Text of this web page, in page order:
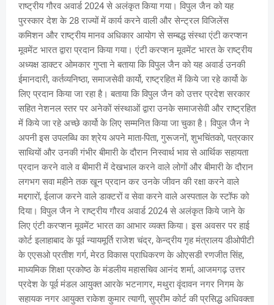
राष्ट्रीय गौरव अवार्ड 2024 से अलंकृत किया गया। विपुल जैन को यह
पुरस्कार देश के 28 राज्यों में कार्य करने वाली और सेन्ट्रल विजिलेंस
कमिशन और राष्ट्रीय मानव अधिकार आयोग से सम्बद्ध संस्था एंटी करप्शन
मूवमेंट भारत द्वारा प्रदान किया गया। एंटी करप्शन मूवमेंट भारत के राष्ट्रीय
अध्यक्ष डाक्टर ओमकार गुप्ता ने बताया कि विपुल जैन को यह अवार्ड उनकी
ईमानदारी, कर्तव्यनिष्ठा, समाजसेवी कार्यो, राष्ट्रहित में किये जा रहे कार्यो के
लिए प्रदान किया जा रहा है। बताया कि विपुल जैन को उत्तर प्रदेश सरकार
सहित नेशनल स्तर पर अनेकों संस्थाओं द्वारा उनके समाजसेवी और राष्ट्रहित
में किये जा रहे अच्छे कार्यो के लिए सम्मनित किया जा चुका है। विपुल जैन ने
अपनी इस उपलब्धि का श्रेय अपने माता-पिता, गुरूजनों, शुभचिंतको, पत्रकार
साथियों और उनकी गंभीर बीमारी के दौरान निस्वार्थ भाव से आर्थिक सहायता
प्रदान करने वाले व बीमारी में देखभाल करने वाले लोगों और बीमारी के दौरान
लगभग सवा महीने तक खून प्रदान कर उनके जीवन की रक्षा करने वाले
मद्दगारों, ईलाज करने वाले डाक्टरों व सेवा करने वाले अस्पताल के स्टॉफ को
दिया। विपुल जैन ने राष्ट्रीय गौरव अवार्ड 2024 से अलंकृत किये जाने के
लिए एंटी करप्शन मूवमेंट भारत का आभार व्यक्त किया। इस अवसर पर हाई
कोर्ट इलाहाबाद के पूर्व न्यायमूर्ति राजेश चंद्र, केन्द्रीय गृह मंत्रालय डीओपीटी
के एएसओ प्रतीश गर्ग, मेरठ विकास प्राधिकरण के ओएसडी रणजीत सिंह,
माध्यमिक शिक्षा प्रकोष्ठ के मंडलीय महासचिव आनंद शर्मा, आजमगढ़ उत्तर
प्रदेश के पूर्व मंडल आयुक्त आरके भटनागर, मथुरा वृंदावन नगर निगम के
सहायक नगर आयुक्त राकेश कुमार त्यागी, सुप्रीम कोर्ट की प्रसिद्ध अधिवक्ता